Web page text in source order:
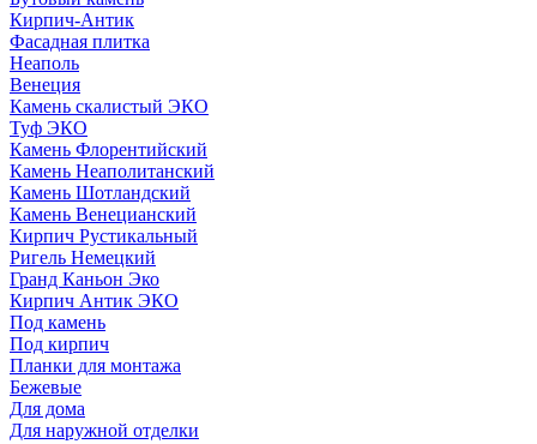
Кирпич-Антик
Фасадная плитка
Неаполь
Венеция
Камень скалистый ЭКО
Туф ЭКО
Камень Флорентийский
Камень Неаполитанский
Камень Шотландский
Камень Венецианский
Кирпич Рустикальный
Ригель Немецкий
Гранд Каньон Эко
Кирпич Антик ЭКО
Под камень
Под кирпич
Планки для монтажа
Бежевые
Для дома
Для наружной отделки